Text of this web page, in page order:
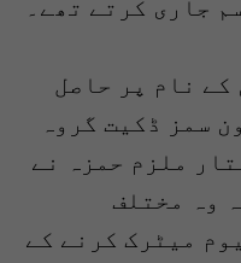
جاری کرتے تھے۔
کے نام پر حاصل
سمز ڈکیت گروہ
ملزم حمزہ نے
وہ مختلف
میٹرک کرنے کے